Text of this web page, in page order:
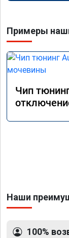
Примеры
Чип
Наши
100%